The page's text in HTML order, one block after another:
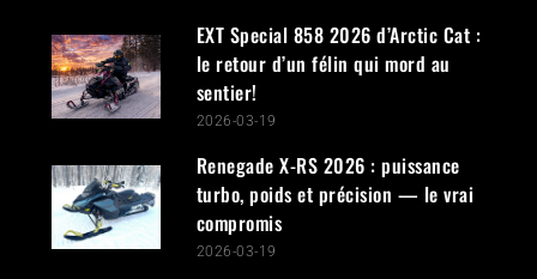
EXT Special 858 2026 d’Arctic Cat :
le retour d’un félin qui mord au
sentier!
2026-03-19
Renegade X-RS 2026 : puissance
turbo, poids et précision — le vrai
compromis
2026-03-19